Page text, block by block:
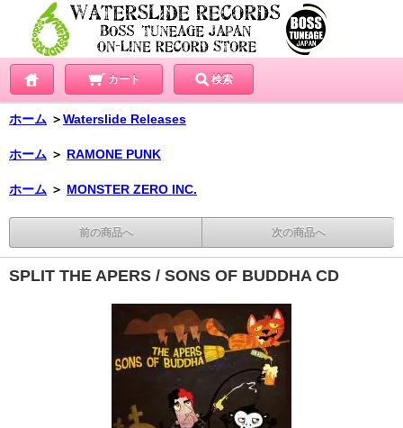
カート 検索
ホーム ＞Waterslide Releases
ホーム ＞ RAMONE PUNK
ホーム ＞ MONSTER ZERO INC.
前の商品へ 次の商品へ
SPLIT THE APERS / SONS OF BUDDHA CD